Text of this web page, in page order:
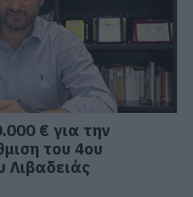
€ για την
του 4ου
Λιβαδειάς